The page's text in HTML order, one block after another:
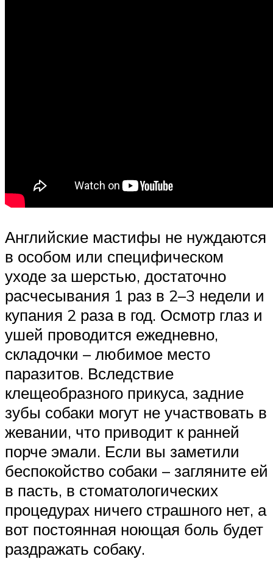
Английские мастифы не нуждаются
в особом или специфическом
уходе за шерстью, достаточно
расчесывания 1 раз в 2–3 недели и
купания 2 раза в год. Осмотр глаз и
ушей проводится ежедневно,
складочки – любимое место
паразитов. Вследствие
клещеобразного прикуса, задние
зубы собаки могут не участвовать в
жевании, что приводит к ранней
порче эмали. Если вы заметили
беспокойство собаки – загляните ей
в пасть, в стоматологических
процедурах ничего страшного нет, а
вот постоянная ноющая боль будет
раздражать собаку.